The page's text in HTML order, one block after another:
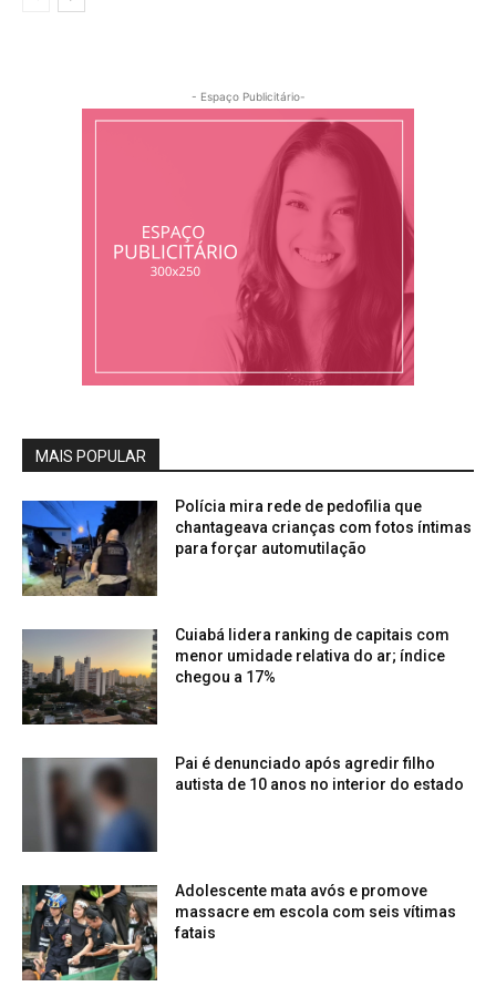
- Espaço Publicitário-
MAIS POPULAR
Polícia mira rede de pedofilia que
chantageava crianças com fotos íntimas
para forçar automutilação
Cuiabá lidera ranking de capitais com
menor umidade relativa do ar; índice
chegou a 17%
Pai é denunciado após agredir filho
autista de 10 anos no interior do estado
Adolescente mata avós e promove
massacre em escola com seis vítimas
fatais